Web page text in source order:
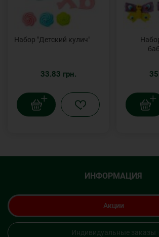
Набор "Детский кулич"
33.83 грн.
ИНФОРМАЦИЯ
Акции
Индивидуальные заказы